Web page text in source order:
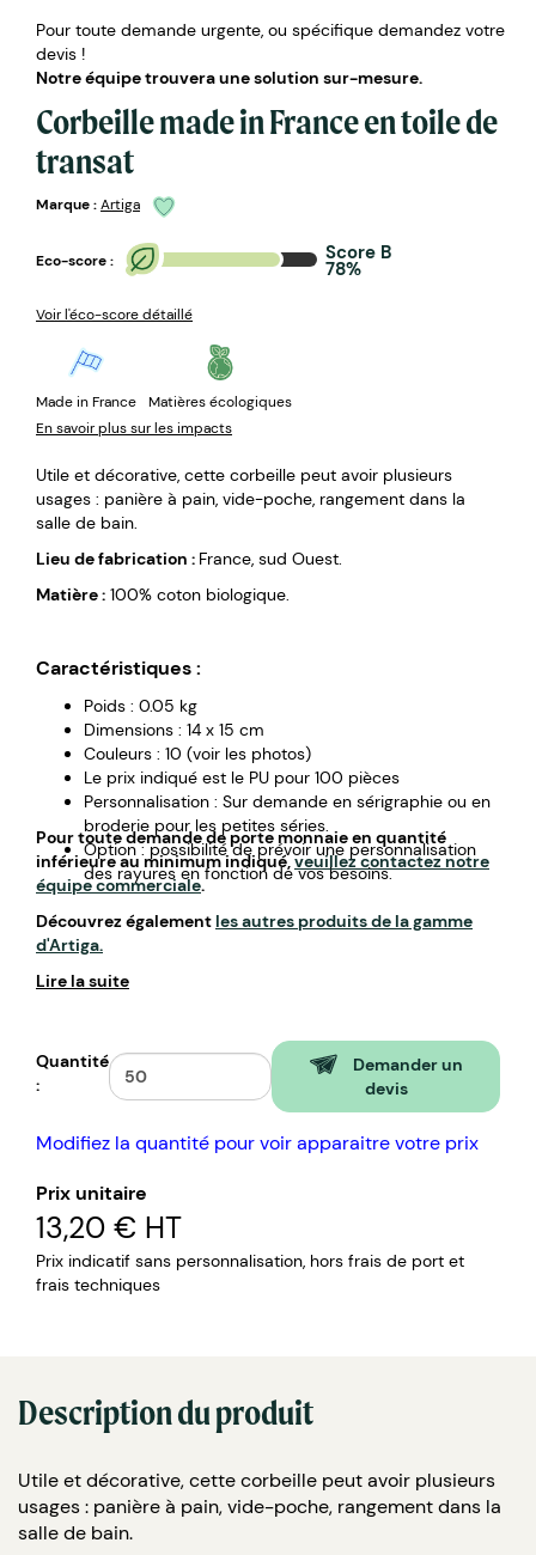
Pour toute demande urgente, ou spécifique demandez votre
devis !
Notre équipe trouvera une solution sur-mesure.
Corbeille made in France en toile de
transat
Marque :Artiga
Eco-score : Score B
78%
Voir l'éco-score détaillé
Made in France
Matières écologiques
En savoir plus sur les impacts
Utile et décorative, cette corbeille peut avoir plusieurs
usages : panière à pain, vide-poche, rangement dans la
salle de bain.
Lieu de fabrication : France, sud Ouest.
Matière : 100% coton biologique.
Caractéristiques :
Poids : 0.05 kg
Dimensions : 14 x 15 cm
Couleurs : 10 (voir les photos)
Le prix indiqué est le PU pour 100 pièces
Personnalisation : Sur demande en sérigraphie ou en
broderie pour les petites séries.
Option : possibilité de prévoir une personnalisation
des rayures en fonction de vos besoins.
Pour toute demande de porte monnaie en quantité
inférieure au minimum indiqué,veuillez contactez notre
équipe commerciale.
Découvrez également les autres produits de la gamme
d'Artiga.
Lire la suite
Quantité
:
Demander un
devis
Modifiez la quantité pour voir apparaitre votre prix
Prix unitaire
13,20 € HT
Prix indicatif sans personnalisation, hors frais de port et
frais techniques
Description du produit
Utile et décorative, cette corbeille peut avoir plusieurs
usages : panière à pain, vide-poche, rangement dans la
salle de bain.